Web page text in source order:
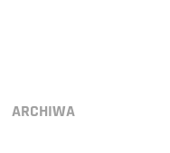
ARCHIWA